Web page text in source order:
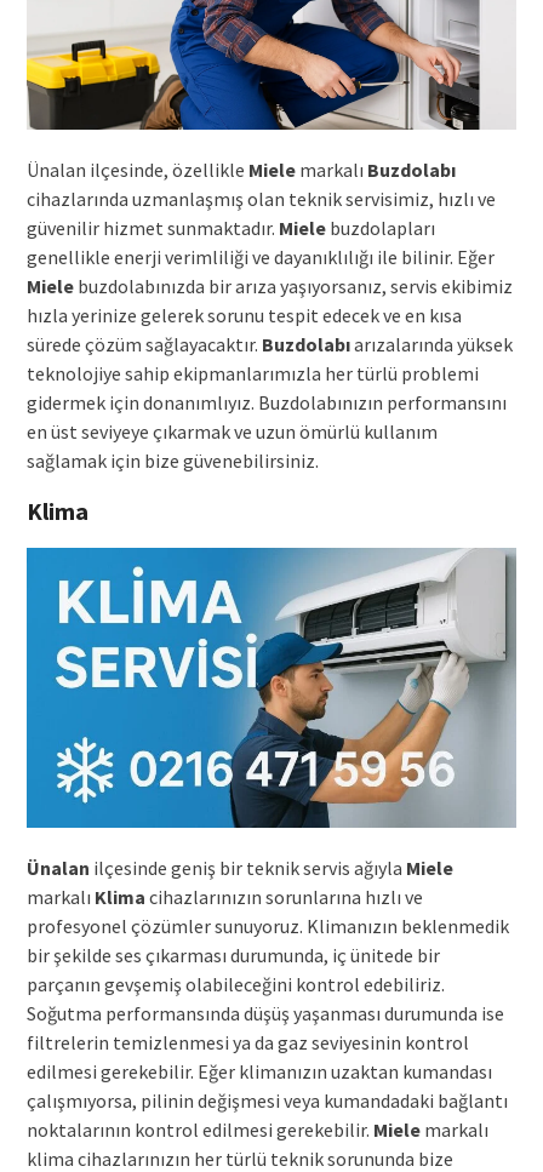
Ünalan ilçesinde, özellikle Mielemarkalı Buzdolabı
cihazlarında uzmanlaşmış olan teknik servisimiz, hızlı ve
güvenilir hizmet sunmaktadır. Mielebuzdolapları
genellikle enerji verimliliği ve dayanıklılığı ile bilinir. Eğer
Mielebuzdolabınızda bir arıza yaşıyorsanız, servis ekibimiz
hızla yerinize gelerek sorunu tespit edecek ve en kısa
sürede çözüm sağlayacaktır. Buzdolabıarızalarında yüksek
teknolojiye sahip ekipmanlarımızla her türlü problemi
gidermek için donanımlıyız. Buzdolabınızın performansını
en üst seviyeye çıkarmak ve uzun ömürlü kullanım
sağlamak için bize güvenebilirsiniz.
Klima
Ünalan ilçesinde geniş bir teknik servis ağıyla Miele
markalı Klima cihazlarınızın sorunlarına hızlı ve
profesyonel çözümler sunuyoruz. Klimanızın beklenmedik
bir şekilde ses çıkarması durumunda, iç ünitede bir
parçanın gevşemiş olabileceğini kontrol edebiliriz.
Soğutma performansında düşüş yaşanması durumunda ise
filtrelerin temizlenmesi ya da gaz seviyesinin kontrol
edilmesi gerekebilir. Eğer klimanızın uzaktan kumandası
çalışmıyorsa, pilinin değişmesi veya kumandadaki bağlantı
noktalarının kontrol edilmesi gerekebilir. Mielemarkalı
klima cihazlarınızın her türlü teknik sorununda bize